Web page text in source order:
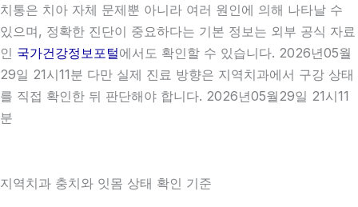
치통은 치아 자체 문제뿐 아니라 여러 원인에 의해 나타날 수
있으며, 정확한 진단이 중요하다는 기본 정보는 외부 공식 자료
인 국가건강정보포털에서도 확인할 수 있습니다. 2026년05월
29일 21시11분 다만 실제 진료 방향은 지역치과에서 구강 상태
를 직접 확인한 뒤 판단해야 합니다. 2026년05월29일 21시11
분
지역치과 충치와 잇몸 상태 확인 기준